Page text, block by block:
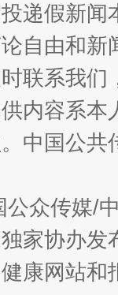
递假新
自由和
联系我
内容系
中国公
众传媒/
家协办
康网站